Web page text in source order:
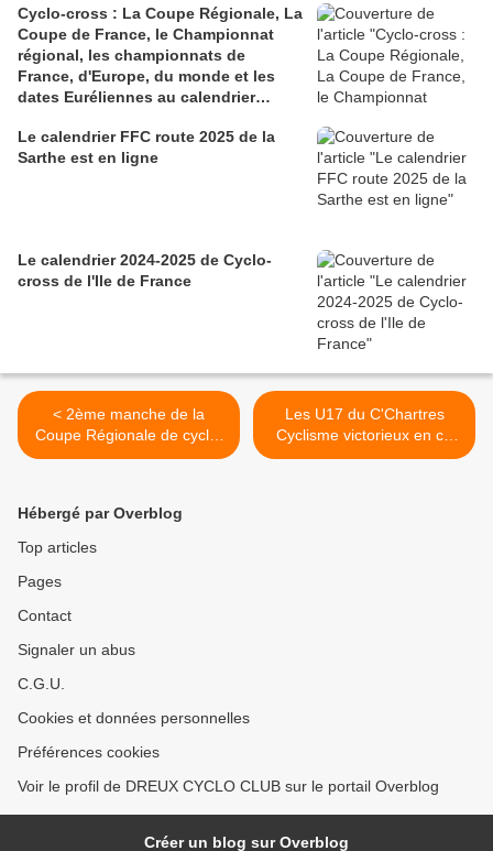
Cyclo-cross : La Coupe Régionale, La
Coupe de France, le Championnat
régional, les championnats de
France, d'Europe, du monde et les
dates Euréliennes au calendrier
Le calendrier FFC route 2025 de la
Sarthe est en ligne
Le calendrier 2024-2025 de Cyclo-
cross de l'Ile de France
< 2ème manche de la
Coupe Régionale de cyclo-
cross ce samedi 4
Les U17 du C'Chartres
Cyclisme victorieux en ce
1er novembre 2023 >
Hébergé par Overblog
Top articles
Pages
Contact
Signaler un abus
C.G.U.
Cookies et données personnelles
Préférences cookies
Voir le profil de DREUX CYCLO CLUB sur le portail Overblog
Créer un blog sur Overblog